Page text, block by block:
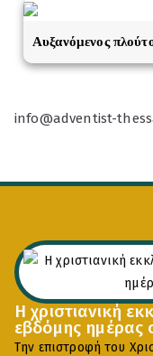
Αυξανόμενος
info@adventist-
Η χριστιανική
εβδόμης ημέρας
Την επιστροφή του